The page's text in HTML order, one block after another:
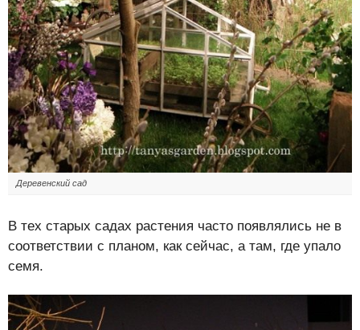
Деревенский сад
В тех старых садах растения часто появлялись не в
соответствии с планом, как сейчас, а там, где упало
семя.